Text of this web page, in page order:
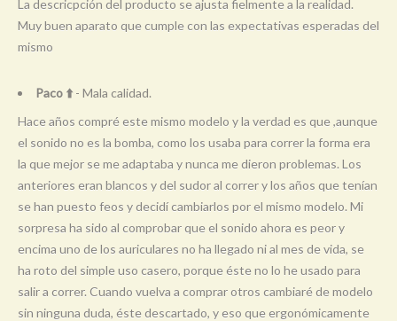
La descricpción del producto se ajusta fielmente a la realidad.
Muy buen aparato que cumple con las expectativas esperadas del
mismo
Paco ⬆️ - Mala calidad.
Hace años compré este mismo modelo y la verdad es que ,aunque
el sonido no es la bomba, como los usaba para correr la forma era
la que mejor se me adaptaba y nunca me dieron problemas. Los
anteriores eran blancos y del sudor al correr y los años que tenían
se han puesto feos y decidí cambiarlos por el mismo modelo. Mi
sorpresa ha sido al comprobar que el sonido ahora es peor y
encima uno de los auriculares no ha llegado ni al mes de vida, se
ha roto del simple uso casero, porque éste no lo he usado para
salir a correr. Cuando vuelva a comprar otros cambiaré de modelo
sin ninguna duda, éste descartado, y eso que ergonómicamente